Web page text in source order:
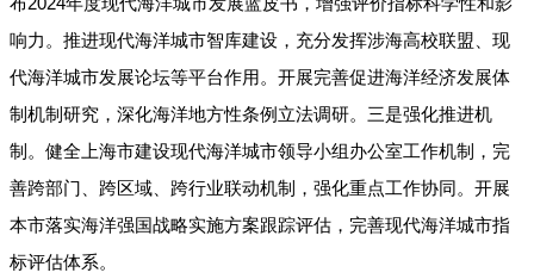
响力。推进现代海洋城市智库建设，充分发挥涉海高校联盟、现
代海洋城市发展论坛等平台作用。开展完善促进海洋经济发展体
制机制研究，深化海洋地方性条例立法调研。三是强化推进机
制。健全上海市建设现代海洋城市领导小组办公室工作机制，完
善跨部门、跨区域、跨行业联动机制，强化重点工作协同。开展
本市落实海洋强国战略实施方案跟踪评估，完善现代海洋城市指
标评估体系。